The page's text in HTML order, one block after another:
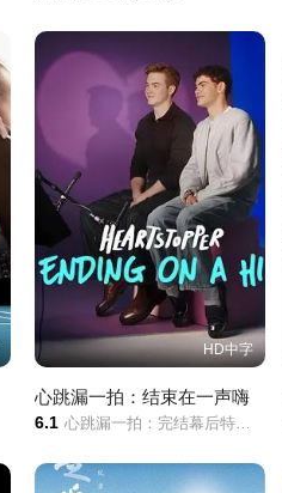
HD中字
心跳漏一拍：结束在一声嗨
6.1 心跳漏一拍：完结幕后特辑/恋爱修课：幕后旅程/